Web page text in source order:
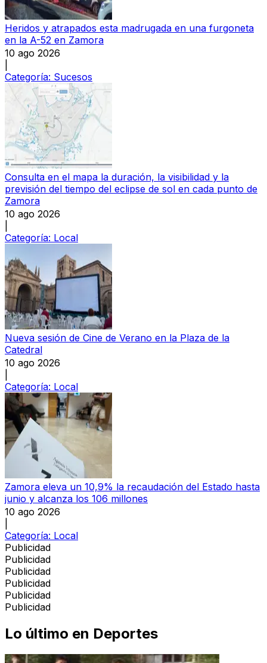
Heridos y atrapados esta madrugada en una furgoneta
en la A-52 en Zamora
10 ago 2026
Categoría: Sucesos
Consulta en el mapa la duración, la visibilidad y la
previsión del tiempo del eclipse de sol en cada punto de
Zamora
10 ago 2026
Categoría: Local
Nueva sesión de Cine de Verano en la Plaza de la
Catedral
10 ago 2026
Categoría: Local
Zamora eleva un 10,9% la recaudación del Estado hasta
junio y alcanza los 106 millones
10 ago 2026
Categoría: Local
Publicidad
Publicidad
Publicidad
Publicidad
Publicidad
Publicidad
Lo último en Deportes